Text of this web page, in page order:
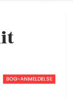
BOG-ANMELDELSE